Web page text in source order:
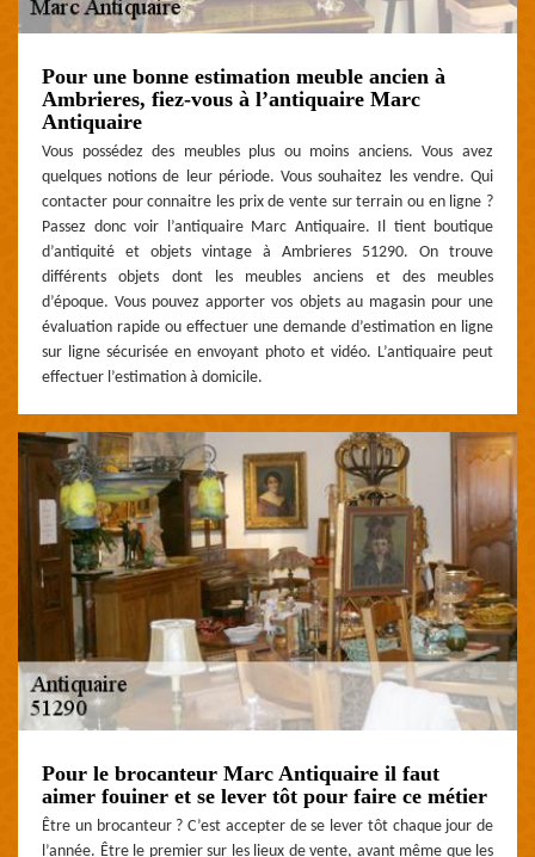
Pour une bonne estimation meuble ancien à
Ambrieres, fiez-vous à l’antiquaire Marc
Antiquaire
Vous possédez des meubles plus ou moins anciens. Vous avez
quelques notions de leur période. Vous souhaitez les vendre. Qui
contacter pour connaitre les prix de vente sur terrain ou en ligne ?
Passez donc voir l’antiquaire Marc Antiquaire. Il tient boutique
d’antiquité et objets vintage à Ambrieres 51290. On trouve
différents objets dont les meubles anciens et des meubles
d’époque. Vous pouvez apporter vos objets au magasin pour une
évaluation rapide ou effectuer une demande d’estimation en ligne
sur ligne sécurisée en envoyant photo et vidéo. L’antiquaire peut
effectuer l’estimation à domicile.
Pour le brocanteur Marc Antiquaire il faut
aimer fouiner et se lever tôt pour faire ce métier
Être un brocanteur ? C’est accepter de se lever tôt chaque jour de
l’année. Être le premier sur les lieux de vente, avant même que les